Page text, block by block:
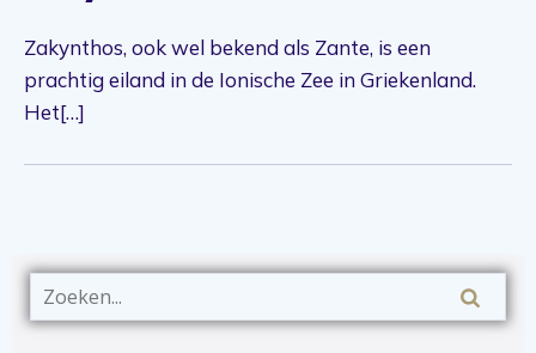
Zakynthos, ook wel bekend als Zante, is een
prachtig eiland in de Ionische Zee in Griekenland.
Het[…]